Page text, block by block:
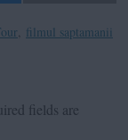
filmul saptamanii
fields are